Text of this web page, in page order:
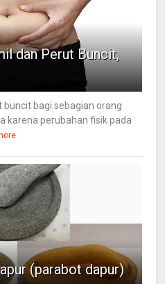
dan Perut Buncit,
buncit bagi sebagian orang
karena perubahan fisik pada
(parabot dapur)